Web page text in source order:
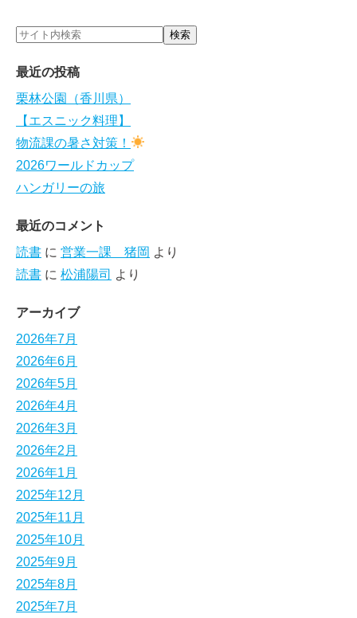
最近の投稿
栗林公園（香川県）
【エスニック料理】
物流課の暑さ対策！
2026ワールドカップ
ハンガリーの旅
最近のコメント
読書 に 営業一課 猪岡 より
読書 に 松浦陽司 より
アーカイブ
2026年7月
2026年6月
2026年5月
2026年4月
2026年3月
2026年2月
2026年1月
2025年12月
2025年11月
2025年10月
2025年9月
2025年8月
2025年7月